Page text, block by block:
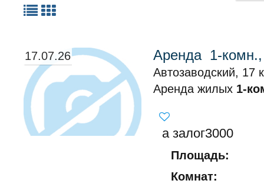
17.07.26 Аренда 1-комн.,
Автозаводский, 17
Аренда жилых 1-
а залог3000
Площадь:
Комнат: